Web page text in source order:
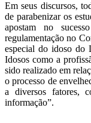
Em seus discursos,
de parabenizar os
apostam no
regulamentação no
especial do idoso do
Idosos como a
sido realizado em
o processo de
a diversos fatores,
informação”.